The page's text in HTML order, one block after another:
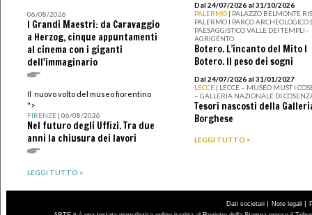
06/08/2026
I Grandi Maestri: da Caravaggio
a Herzog, cinque appuntamenti
al cinema con i giganti
dell'immaginario
Il nuovo volto del museo fiorentino
">
FIRENZE| 06/08/2026
Nel futuro degli Uffizi. Tra due
anni la chiusura dei lavori
LEGGI TUTTO >
Dal 24/07/2026 al 31/10/2026
PALERMO | PALAZZO BELMONTE
PALERMO I PARCO ARCHEOLOGICO
PAESAGGISTICO VALLE DEI TEMPLI -
AGRIGENTO
Botero. L’incanto del Mito I
Botero. Il peso dei sogni
Dal 24/07/2026 al 31/01/2027
LECCE | LECCE – MUSEO MUST I
– GALLERIA NAZIONALE DI
Tesori nascosti della
Borghese
LEGGI TUTTO >
Dati societari | Note legali |